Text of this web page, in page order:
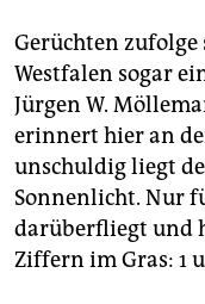
Gerüchten
Westfalen sogar
Jürgen W.
erinnert hier an
unschuldig liegt
Sonnenlicht. Nur
darüberfliegt und
Ziffern im Gras: 1